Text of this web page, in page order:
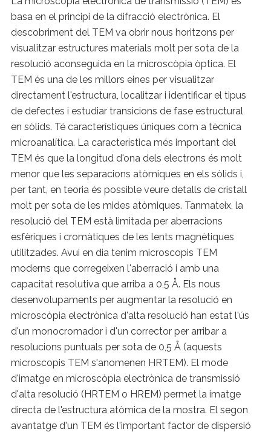
basa en el principi de la difracció electrònica. El
descobriment del TEM va obrir nous horitzons per
visualitzar estructures materials molt per sota de la
resolució aconseguida en la microscòpia òptica. El
TEM és una de les millors eines per visualitzar
directament l'estructura, localitzar i identificar el tipus
de defectes i estudiar transicions de fase estructural
en sòlids. Té característiques úniques com a tècnica
microanalítica. La característica més important del
TEM és que la longitud d'ona dels electrons és molt
menor que les separacions atòmiques en els sòlids i,
per tant, en teoria és possible veure detalls de cristall
molt per sota de les mides atòmiques. Tanmateix, la
resolució del TEM està limitada per aberracions
esfèriques i cromàtiques de les lents magnètiques
utilitzades. Avui en dia tenim microscopis TEM
moderns que corregeixen l'aberració i amb una
capacitat resolutiva que arriba a 0,5 Å. Els nous
desenvolupaments per augmentar la resolució en
microscòpia electrònica d'alta resolució han estat l'ús
d'un monocromador i d'un corrector per arribar a
resolucions puntuals per sota de 0,5 Å (aquests
microscopis TEM s'anomenen HRTEM). El mode
d'imatge en microscòpia electrònica de transmissió
d'alta resolució (HRTEM o HREM) permet la imatge
directa de l'estructura atòmica de la mostra. El segon
avantatge d'un TEM és l'important factor de dispersió